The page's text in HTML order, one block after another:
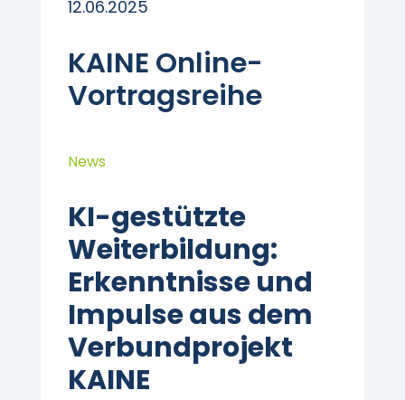
12.06.2025
KAINE Online-
Vortragsreihe
News
KI-gestützte
Weiterbildung:
Erkenntnisse und
Impulse aus dem
Verbundprojekt
KAINE